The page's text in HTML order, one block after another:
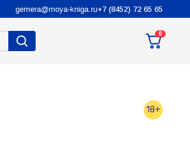
gemera@moya-kniga.ru+7 (8452) 72 65 65
0
18+